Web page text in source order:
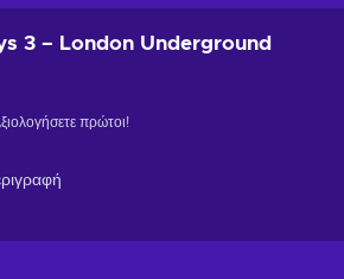
3 – London Underground
πρώτοι!